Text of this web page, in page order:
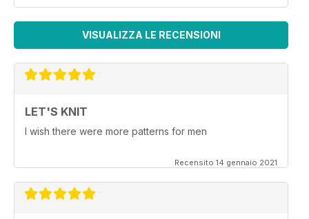
VISUALIZZA LE RECENSIONI
LET'S KNIT
I wish there were more patterns for men
Recensito 14 gennaio 2021